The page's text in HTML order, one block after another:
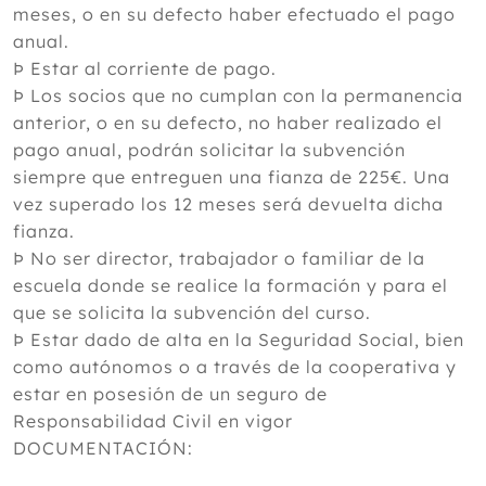
meses, o en su defecto haber efectuado el pago
anual.
Þ Estar al corriente de pago.
Þ Los socios que no cumplan con la permanencia
anterior, o en su defecto, no haber realizado el
pago anual, podrán solicitar la subvención
siempre que entreguen una fianza de 225€. Una
vez superado los 12 meses será devuelta dicha
fianza.
Þ No ser director, trabajador o familiar de la
escuela donde se realice la formación y para el
que se solicita la subvención del curso.
Þ Estar dado de alta en la Seguridad Social, bien
como autónomos o a través de la cooperativa y
estar en posesión de un seguro de
Responsabilidad Civil en vigor
DOCUMENTACIÓN: